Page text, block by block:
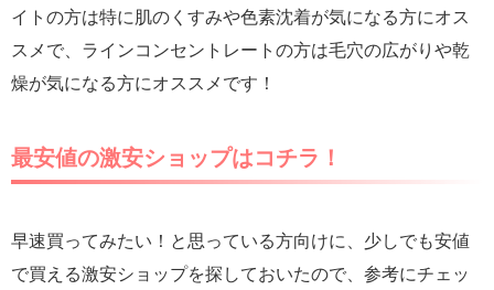
イトの方は特に肌のくすみや色素沈着が気になる方にオス
スメで、ラインコンセントレートの方は毛穴の広がりや乾
燥が気になる方にオススメです！
最安値の激安ショップはコチラ！
早速買ってみたい！と思っている方向けに、少しでも安値
で買える激安ショップを探しておいたので、参考にチェッ